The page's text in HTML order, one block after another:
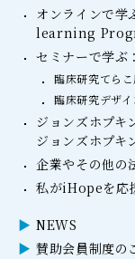
オンラインで
learning
セミナーで学ぶ
臨床研究てらこ
臨床研究デザ
ジョンズホプキ
ジョンズホプキ
企業やその他の
私がiHopeを応
NEWS
賛助会員制度の